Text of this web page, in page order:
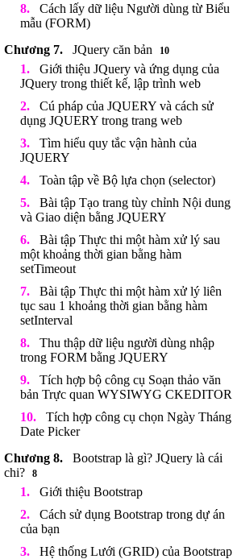
Cách lấy dữ liệu Người dùng từ Biểu
mẫu (FORM)
JQuery căn bản
10
Giới thiệu JQuery và ứng dụng của
JQuery trong thiết kế, lập trình web
Cú pháp của JQUERY và cách sử
dụng JQUERY trong trang web
Tìm hiểu quy tắc vận hành của
JQUERY
Toàn tập về Bộ lựa chọn (selector)
Bài tập Tạo trang tùy chỉnh Nội dung
và Giao diện bằng JQUERY
Bài tập Thực thi một hàm xử lý sau
một khoảng thời gian bằng hàm
setTimeout
Bài tập Thực thi một hàm xử lý liên
tục sau 1 khoảng thời gian bằng hàm
setInterval
Thu thập dữ liệu người dùng nhập
trong FORM bằng JQUERY
Tích hợp bộ công cụ Soạn thảo văn
bản Trực quan WYSIWYG CKEDITOR
Tích hợp công cụ chọn Ngày Tháng
Date Picker
Bootstrap là gì? JQuery là cái
chi?
8
Giới thiệu Bootstrap
Cách sử dụng Bootstrap trong dự án
của bạn
Hệ thống Lưới (GRID) của Bootstrap